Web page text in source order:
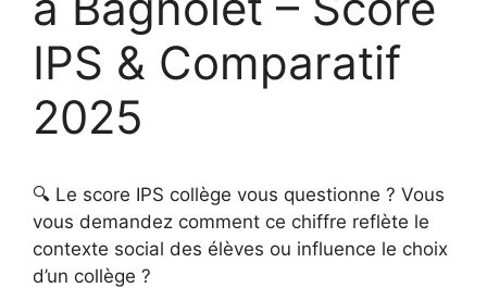
IPS & Comparatif
2025
🔍 Le score IPS collège vous questionne ? Vous
vous demandez comment ce chiffre reflète le
contexte social des élèves ou influence le choix
d’un collège ?